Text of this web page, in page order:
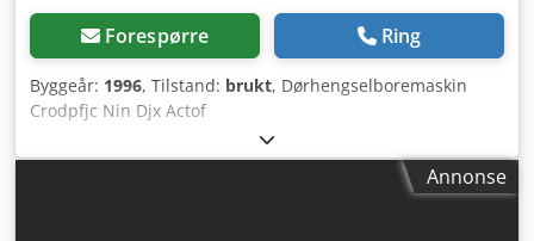
Forespørre Ring
Byggeår: 1996, Tilstand: brukt, Dørhengselboremaskin
Crodpfjc Nin Djx Actof
Annonse